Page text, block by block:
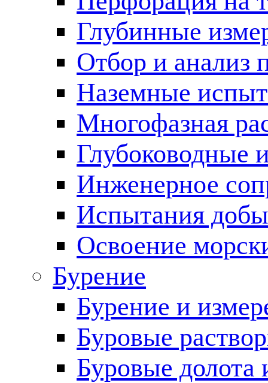
Глубинные
Отбор и анализ
Наземные
Многофазная
Глубоководные
Инженерное
Испытания
Освоение
Бурение
Бурение и
Буровые
Буровые долота